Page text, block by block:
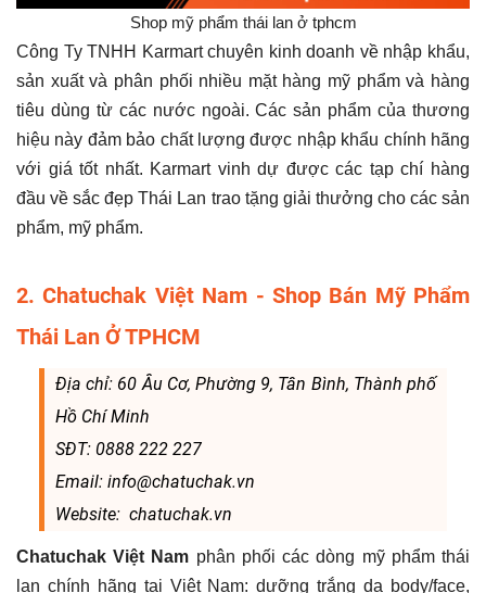
Shop mỹ phẩm thái lan ở tphcm
Công Ty TNHH Karmart chuyên kinh doanh về nhập khẩu,
sản xuất và phân phối nhiều mặt hàng mỹ phẩm và hàng
tiêu dùng từ các nước ngoài. Các sản phẩm của thương
hiệu này đảm bảo chất lượng được nhập khẩu chính hãng
với giá tốt nhất. Karmart vinh dự được các tạp chí hàng
đầu về sắc đẹp Thái Lan trao tặng giải thưởng cho các sản
phẩm, mỹ phẩm.
2. Chatuchak Việt Nam - Shop Bán Mỹ Phẩm
Thái Lan Ở TPHCM
Địa chỉ: 60 Âu Cơ, Phường 9, Tân Bình, Thành phố
Hồ Chí Minh
SĐT: 0888 222 227
Email: info@chatuchak.vn
Website: chatuchak.vn
Chatuchak Việt Nam phân phối các dòng mỹ phẩm thái
lan chính hãng tại Việt Nam: dưỡng trắng da body/face,